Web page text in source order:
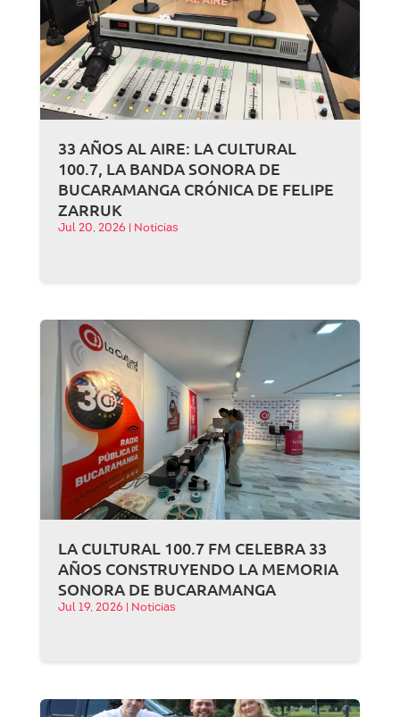
33 AÑOS AL AIRE: LA CULTURAL
100.7, LA BANDA SONORA DE
BUCARAMANGA CRÓNICA DE FELIPE
ZARRUK
Jul 20, 2026 Noticias
LA CULTURAL 100.7 FM CELEBRA 33
AÑOS CONSTRUYENDO LA MEMORIA
SONORA DE BUCARAMANGA
Jul 19, 2026 Noticias